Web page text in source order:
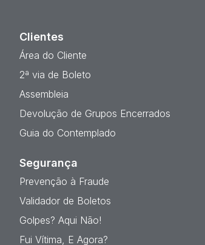
Clientes
Área do Cliente
2ª via de Boleto
Assembleia
Devolução de Grupos Encerrados
Guia do Contemplado
Segurança
Prevenção à Fraude
Validador de Boletos
Golpes? Aqui Não!
Fui Vítima, E Agora?